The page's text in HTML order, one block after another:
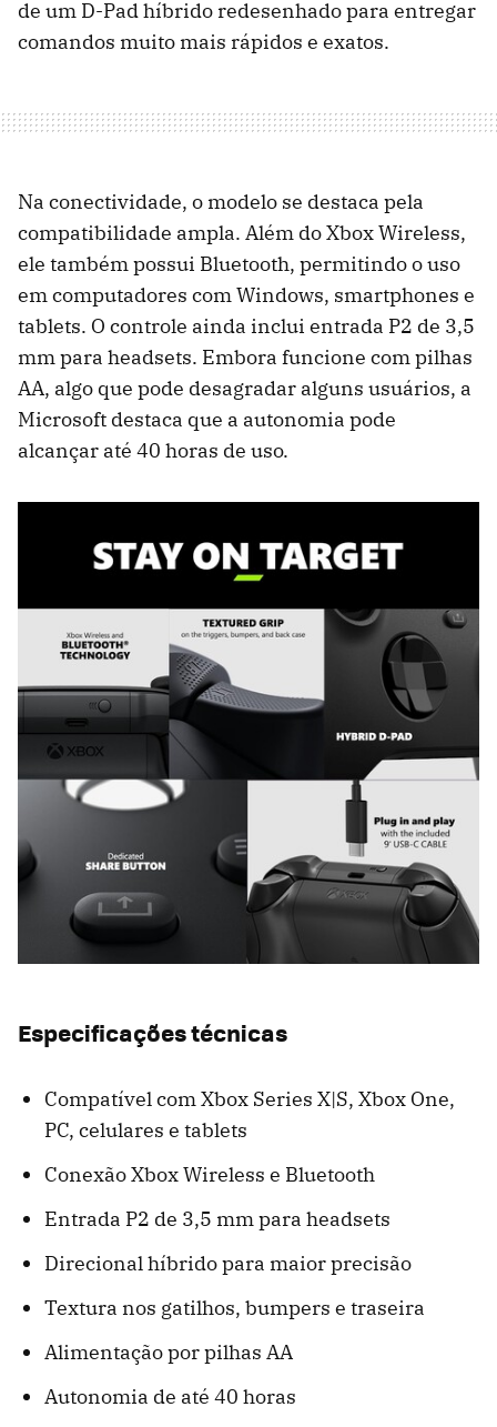
de um D-Pad híbrido redesenhado para entregar
comandos muito mais rápidos e exatos.
Na conectividade, o modelo se destaca pela
compatibilidade ampla. Além do Xbox Wireless,
ele também possui Bluetooth, permitindo o uso
em computadores com Windows, smartphones e
tablets. O controle ainda inclui entrada P2 de 3,5
mm para headsets. Embora funcione com pilhas
AA, algo que pode desagradar alguns usuários, a
Microsoft destaca que a autonomia pode
alcançar até 40 horas de uso.
Especificações técnicas
Compatível com Xbox Series X|S, Xbox One,
PC, celulares e tablets
Conexão Xbox Wireless e Bluetooth
Entrada P2 de 3,5 mm para headsets
Direcional híbrido para maior precisão
Textura nos gatilhos, bumpers e traseira
Alimentação por pilhas AA
Autonomia de até 40 horas